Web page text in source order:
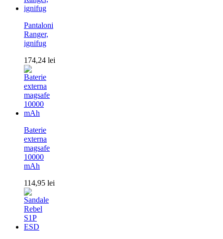
Pantaloni
Ranger,
ignifug
174,24 lei
Baterie
externa
magsafe
10000
mAh
114,95 lei